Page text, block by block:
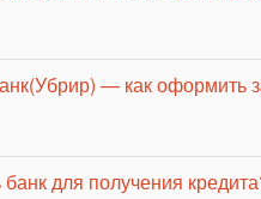
— как оформить
для получения